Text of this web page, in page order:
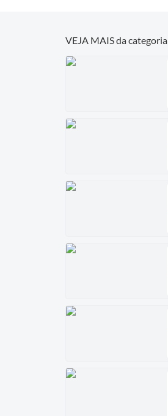
VEJA MAIS da categoria